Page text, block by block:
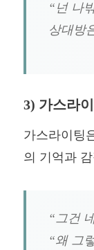
“넌 나
상대방
3) 가스라
가스라이팅
의 기억과
“그건
“왜 그